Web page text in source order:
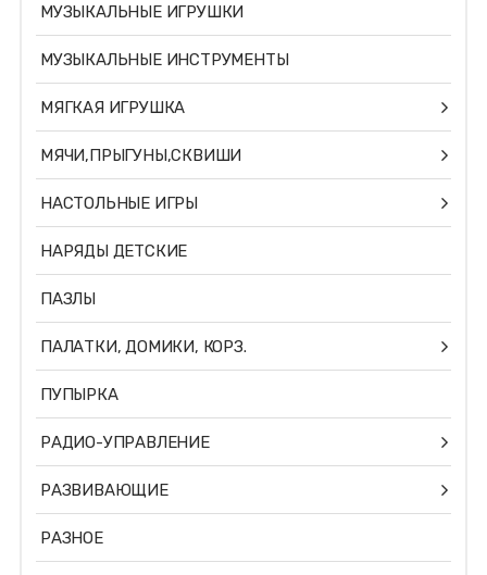
МУЗЫКАЛЬНЫЕ ИГРУШКИ
МУЗЫКАЛЬНЫЕ ИНСТРУМЕНТЫ
МЯГКАЯ ИГРУШКА
МЯЧИ,ПРЫГУНЫ,СКВИШИ
НАСТОЛЬНЫЕ ИГРЫ
НАРЯДЫ ДЕТСКИЕ
ПАЗЛЫ
ПАЛАТКИ, ДОМИКИ, КОРЗ.
ПУПЫРКА
РАДИО-УПРАВЛЕНИЕ
РАЗВИВАЮЩИЕ
РАЗНОЕ